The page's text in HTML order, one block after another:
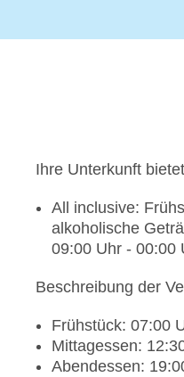
Ihre Unterkunft
All inclusive:
alkoholische
09:00 Uhr - 00:00
Beschreibung der
Frühstück: 07:00
Mittagessen:
Abendessen: